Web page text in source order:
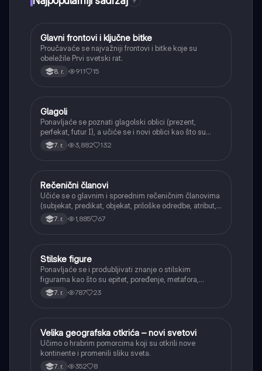
Istorija
Glavni frontovi i ključne bitke
Proučavaće se najvažniji frontovi i bitke koje su
obeležile Prvi svetski rat.
8. r. 911 15
Srpski jezik
Glagoli
Ponavljaće se poznati glagolski oblici (prezent,
perfekat, futur I), a učiće se i novi oblici kao što su
aorist, imperfekat, pluskvamperfekat, futur II, kao i
glagolski prilozi i pridevi.
7. r. 3,882 132
Srpski jezik
Rečenični članovi
Učiće se o glavnim i sporednim rečeničnim članovima
(subjekat, predikat, objekat, priloške odredbe, atribut,
apozicija) i njihovoj funkciji.
7. r. 1,885 67
Srpski jezik
Stilske figure
Ponavljaće se i produbljivati znanje o stilskim
figurama kao što su epitet, poređenje, metafora,
personifikacija, hiperbola, onomatopeja, aliteracija i
asonanca, razumevajući njihovu ulogu u tekstu.
7. r. 787 23
Istorija
Velika geografska otkrića – novi svetovi
Učimo o hrabrim pomorcima koji su otkrili nove
kontinente i promenili sliku sveta.
7. r. 352 8